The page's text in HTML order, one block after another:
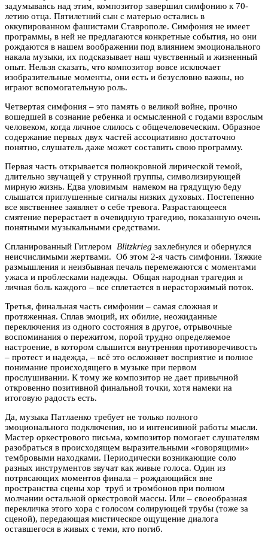
задумываясь над этим, композитор завершил симфонию к 70-
летию отца. Пятилетний сын с матерью остались в
оккупированном фашистами Ставрополе. Симфония не имеет
программы, в ней не предлагаются конкретные события, но они
рождаются в нашем воображении под влиянием эмоционального
накала музыки, их подсказывает наш чувственный и жизненный
опыт. Нельзя сказать, что композитор вовсе исключает
изобразительные моменты, они есть и безусловно важны, но
играют вспомогательную роль.
Четвертая симфония – это память о великой войне, прочно
вошедшей в сознание ребенка и осмысленной с годами взрослым
человеком, когда личное слилось с общечеловеческим. Образное
содержание первых двух частей ассоциативно достаточно
понятно, слушатель даже может составить свою программу.
Первая часть открывается полнокровной лирической темой,
длительно звучащей у струнной группы, символизирующей
мирную жизнь. Едва уловимым намеком на грядущую беду
слышатся приглушенные сигналы низких духовых. Постепенно
все явственнее заявляет о себе тревога. Разрастающееся
смятение перерастает в очевидную трагедию, показанную очень
понятными музыкальными средствами.
Спланированный Гитлером Blitzkrieg захлебнулся и обернулся
неисчислимыми жертвами. Об этом 2-я часть симфонии. Тяжкие
размышления и неизбывная печаль перемежаются с моментами
ужаса и проблесками надежды. Общая народная трагедия и
личная боль каждого – все сплетается в нерасторжимый поток.
Третья, финальная часть симфонии – самая сложная и
протяженная. Сплав эмоций, их обилие, неожиданные
переключения из одного состояния в другое, отрывочные
воспоминания о пережитом, порой трудно определяемое
настроение, в котором слышится внутренняя противоречивость
– протест и надежда, – всё это осложняет восприятие и полное
понимание происходящего в музыке при первом
прослушивании. К тому же композитор не дает привычной
откровенно позитивной финальной точки, хотя намеки на
итоговую радость есть.
Да, музыка Патлаенко требует не только полного
эмоционального подключения, но и интенсивной работы мысли.
Мастер оркестрового письма, композитор помогает слушателям
разобраться в происходящем выразительными «говорящими»
тембровыми находками. Периодически возникающие соло
разных инструментов звучат как живые голоса. Один из
потрясающих моментов финала – рождающийся вне
пространства сцены хор труб и тромбонов при полном
молчании остальной оркестровой массы. Или – своеобразная
перекличка этого хора с голосом солирующей трубы (тоже за
сценой), передающая мистическое ощущение диалога
оставшегося в живых с теми, кто погиб.